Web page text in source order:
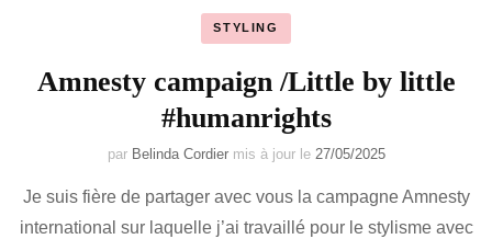
STYLING
Amnesty campaign /Little by little
#humanrights
par Belinda Cordier mis à jour le 27/05/2025
Je suis fière de partager avec vous la campagne Amnesty
international sur laquelle j’ai travaillé pour le stylisme avec